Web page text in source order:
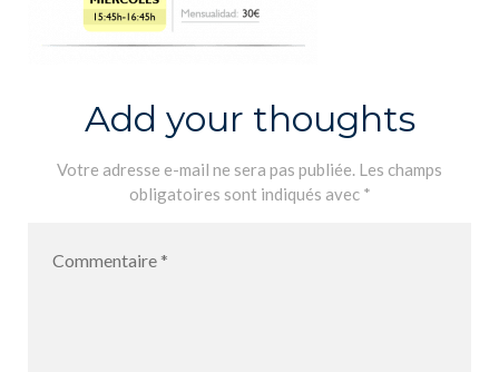
Add your thoughts
Votre adresse e-mail ne sera pas publiée. Les champs
obligatoires sont indiqués avec *